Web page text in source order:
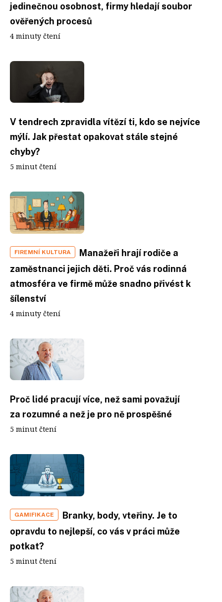
jedinečnou osobnost, firmy hledají soubor
ověřených procesů
4 minuty čtení
V tendrech zpravidla vítězí ti, kdo se nejvíce
mýlí. Jak přestat opakovat stále stejné
chyby?
5 minut čtení
FIREMNÍ KULTURA
Manažeři hrají rodiče a
zaměstnanci jejich děti. Proč vás rodinná
atmosféra ve firmě může snadno přivést k
šílenství
4 minuty čtení
Proč lidé pracují více, než sami považují
za rozumné a než je pro ně prospěšné
5 minut čtení
GAMIFIKACE
Branky, body, vteřiny. Je to
opravdu to nejlepší, co vás v práci může
potkat?
5 minut čtení